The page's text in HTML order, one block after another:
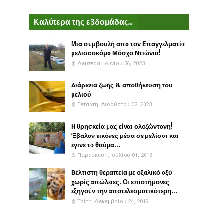
Καλύτερα της εβδομάδας...
Μια συμβουλή απο τον Επαγγελματία
μελισσοκόμο Μόσχο Ντιώνια!
Δευτέρα, Ιουνίου 26, 2023
Διάρκεια ζωής & αποθήκευση του
μελιού
Τετάρτη, Αυγούστου 02, 2023
Η θρησκεία μας είναι ολοζώντανη!
Έβαλαν εικόνες μέσα σε μελίσσι και
έγινε το θαύμα...
Παρασκευή, Ιουλίου 01, 2016
Βέλτιστη θεραπεία με οξαλικό οξύ
χωρίς απώλειες. Οι επιστήμονες
εξηγούν την αποτελεσματικότερη...
Τρίτη, Δεκεμβρίου 24, 2019